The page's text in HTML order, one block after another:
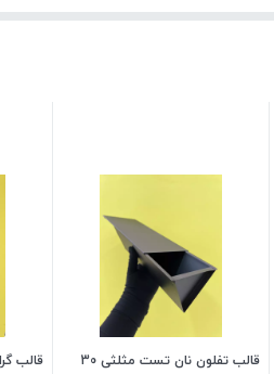
قالب تفلون نان تست مثلثی 30